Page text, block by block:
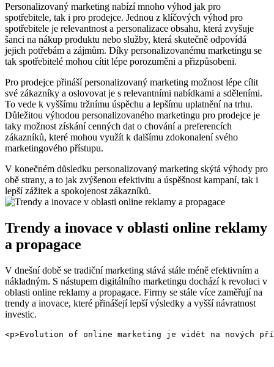
Personalizovaný ⁢marketing⁣ nabízí mnoho ‍výhod⁢ jak pro
spotřebitele, tak ⁢i pro prodejce. Jednou z⁢ klíčových výhod pro
spotřebitele ‍je relevantnost a personalizace obsahu, ​která zvyšuje
šanci na nákup produktu nebo služby, která skutečně odpovídá
jejich⁢ potřebám‌ a‌ zájmům. Díky personalizovanému marketingu se⁣
tak‌ spotřebitelé mohou cítit lépe​ porozuměni a přizpůsobeni.
Pro prodejce přináší personalizovaný marketing⁤ možnost ‍lépe cílit
⁢své ⁤zákazníky a oslovovat je ⁤s relevantními nabídkami a sděleními.‌
To vede k⁤ vyššímu tržnímu‌ úspěchu a lepšímu ‍uplatnění na trhu.
Důležitou výhodou personalizovaného marketingu pro⁢ prodejce je⁣
taky možnost získání cenných dat ‍o chování ‍a ⁤preferencích
zákazníků, ‌které ⁤mohou‍ využít⁣ k dalšímu zdokonalení svého‍
marketingového ⁤přístupu.
V ⁢konečném důsledku ​personalizovaný marketing skýtá ‍výhody pro
obě⁢ strany, a to jak zvýšenou efektivitu a úspěšnost⁣ kampaní,‍ tak i
lepší zážitek a‌ spokojenost zákazníků.
Trendy a⁤ inovace v oblasti online⁣ reklamy
a propagace
V dnešní době se ⁣tradiční marketing stává stále ​méně⁣ efektivním⁣ a
nákladným. S nástupem digitálního marketingu dochází⁤ k revoluci v
⁢oblasti online reklamy a​ propagace. Firmy se stále více zaměřují na
‌trendy a inovace, které přinášejí lepší výsledky⁣ a vyšší návratnost⁢
investic.
<p>Evolution of online marketing je vidět na nových